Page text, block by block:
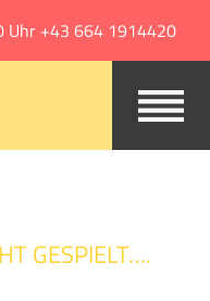
Uhr +43 664 1914420
GESPIELT….